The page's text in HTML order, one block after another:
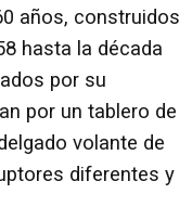
años, construidos
hasta la década
por su
por un tablero de
volante de
diferentes y